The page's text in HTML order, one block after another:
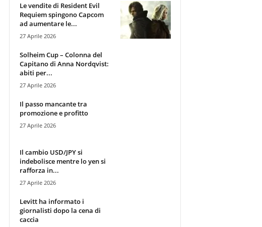
Le vendite di Resident Evil
Requiem spingono Capcom
ad aumentare le...
27 Aprile 2026
Solheim Cup – Colonna del
Capitano di Anna Nordqvist:
abiti per...
27 Aprile 2026
Il passo mancante tra
promozione e profitto
27 Aprile 2026
Il cambio USD/JPY si
indebolisce mentre lo yen si
rafforza in...
27 Aprile 2026
Levitt ha informato i
giornalisti dopo la cena di
caccia